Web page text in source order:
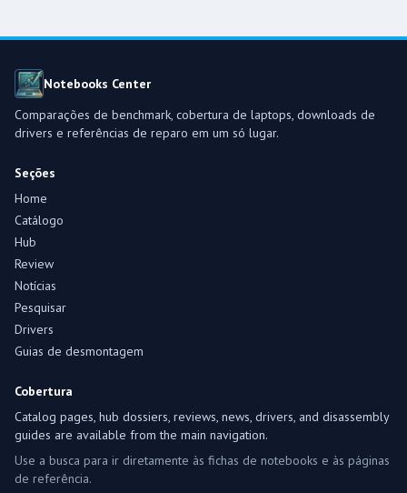
Notebooks Center
Comparações de benchmark, cobertura de laptops, downloads de
drivers e referências de reparo em um só lugar.
Seções
Home
Catálogo
Hub
Review
Notícias
Pesquisar
Drivers
Guias de desmontagem
Cobertura
Catalog pages, hub dossiers, reviews, news, drivers, and disassembly
guides are available from the main navigation.
Use a busca para ir diretamente às fichas de notebooks e às páginas
de referência.